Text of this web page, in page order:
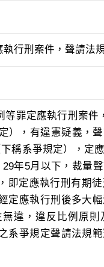
行刑案件，聲請法
罪定應執行刑案件
），有違憲疑義，
稱系爭規定），定
年5月以下，裁量
即定應執行刑有期
定應執行刑後多大
違，違反比例原則
系爭規定聲請法規